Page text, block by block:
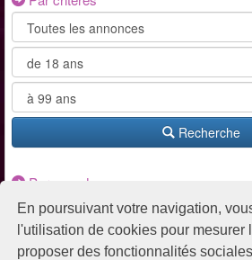
En poursuivant votre navigation,
l'utilisation de cookies pour mesurer
proposer des fonctionnalités
Recherche
Par pseudo
Conditions d'utilisation-Contact / FAQ